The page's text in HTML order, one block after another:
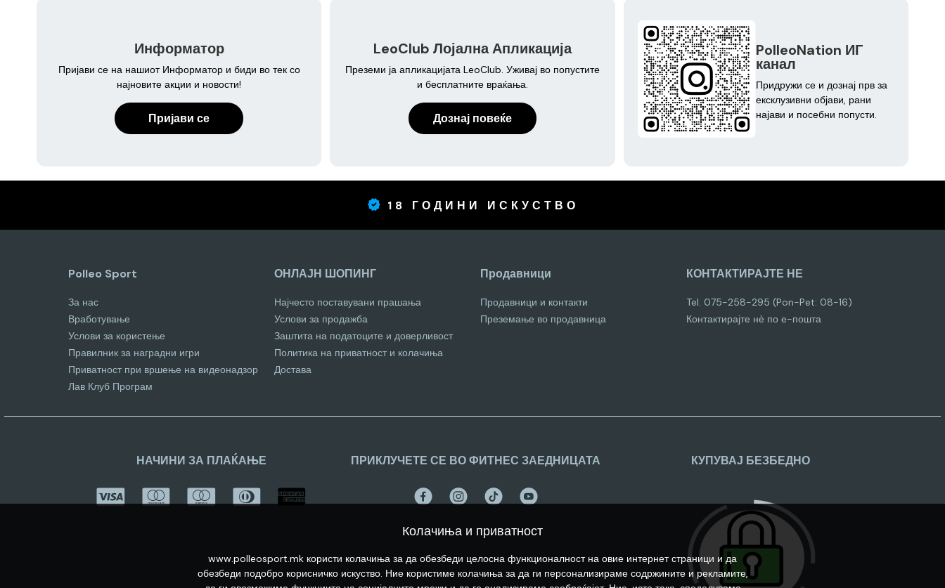
Информатор
Пријави се на нашиот Информатор и биди во тек со
најновите акции и новости!
Пријави се
LeoClub Лојална Апликација
Преземи ја апликацијата LeoClub. Уживај во попустите
и бесплатните враќања.
Дознај повеќе
PolleoNation ИГ
канал
Придружи се и дознај прв за
ексклузивни објави, рани
најави и посебни попусти.
18 ГОДИНИ ИСКУСТВО
Polleo Sport
За нас
Вработување
Услови за користење
Правилник за наградни игри
Приватност при вршење на видеонадзор
Лав Клуб Програм
ОНЛАЈН ШОПИНГ
Најчесто поставувани прашања
Услови за продажба
Заштита на податоците и доверливост
Политика на приватност и колачиња
Достава
Продавници
Продавници и контакти
Преземање во продавница
КОНТАКТИРАЈТЕ НЕ
Tel. 075-258-295 (Pon-Pet: 08-16)
Контактирајте нѐ по е-пошта
НАЧИНИ ЗА ПЛАЌАЊЕ ПРИКЛУЧЕТЕ СЕ ВО ФИТНЕС ЗАЕДНИЦАТА КУПУВАЈ БЕЗБЕДНО
Колачиња и приватност
www.polleosport.mk користи колачиња за да обезбеди целосна функционалност на овие интернет страници и да
обезбеди подобро корисничко искуство. Ние користиме колачиња за да ги персонализираме содржините и рекламите,